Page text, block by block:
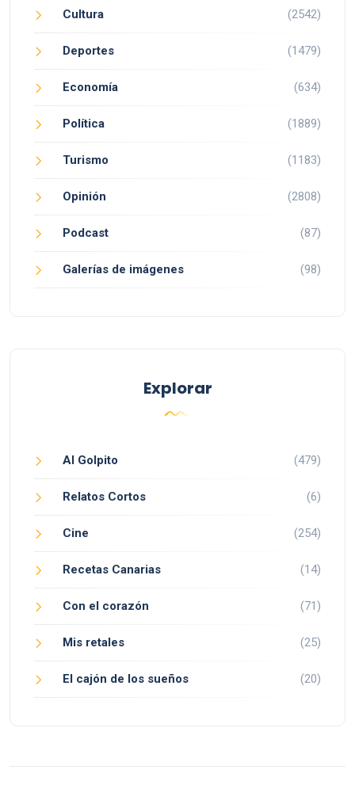
Cultura (2542)
Deportes (1479)
Economía (634)
Política (1889)
Turismo (1183)
Opinión (2808)
Podcast (87)
Galerías de imágenes (98)
Explorar
Al Golpito (479)
Relatos Cortos (6)
Cine (254)
Recetas Canarias (14)
Con el corazón (71)
Mis retales (25)
El cajón de los sueños (20)